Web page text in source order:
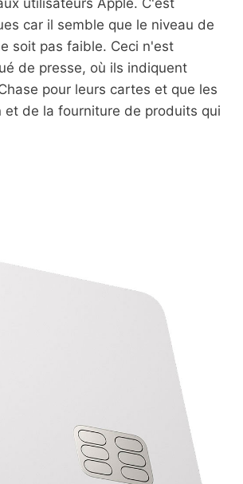
car il semble que le niveau de
soit pas faible. Ceci n'est
de presse, où ils indiquent
pour leurs cartes et que les
de la fourniture de produits qui